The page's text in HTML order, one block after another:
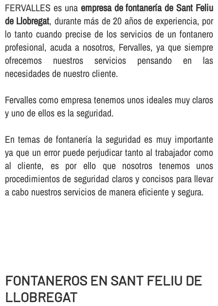
FERVALLES es una empresa de fontanerí­a de Sant Feliu
de Llobregat, durante más de 20 años de experiencia, por
lo tanto cuando precise de los servicios de un fontanero
profesional, acuda a nosotros, Fervalles, ya que siempre
ofrecemos nuestros servicios pensando en las
necesidades de nuestro cliente.
Fervalles como empresa tenemos unos ideales muy claros
y uno de ellos es la seguridad.
En temas de fontanerí­a la seguridad es muy importante
ya que un error puede perjudicar tanto al trabajador como
al cliente, es por ello que nosotros tenemos unos
procedimientos de seguridad claros y concisos para llevar
a cabo nuestros servicios de manera eficiente y segura.
FONTANEROS EN SANT FELIU DE
LLOBREGAT